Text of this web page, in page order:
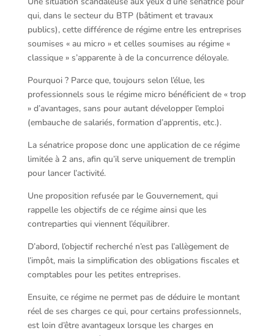
qui, dans le secteur du BTP (bâtiment et travaux
publics), cette différence de régime entre les entreprises
soumises « au micro » et celles soumises au régime «
classique » s’apparente à de la concurrence déloyale.
Pourquoi ? Parce que, toujours selon l’élue, les
professionnels sous le régime micro bénéficient de « trop
» d’avantages, sans pour autant développer l’emploi
(embauche de salariés, formation d’apprentis, etc.).
La sénatrice propose donc une application de ce régime
limitée à 2 ans, afin qu’il serve uniquement de tremplin
pour lancer l’activité.
Une proposition refusée par le Gouvernement, qui
rappelle les objectifs de ce régime ainsi que les
contreparties qui viennent l’équilibrer.
D’abord, l’objectif recherché n’est pas l’allègement de
l’impôt, mais la simplification des obligations fiscales et
comptables pour les petites entreprises.
Ensuite, ce régime ne permet pas de déduire le montant
réel de ses charges ce qui, pour certains professionnels,
est loin d’être avantageux lorsque les charges en